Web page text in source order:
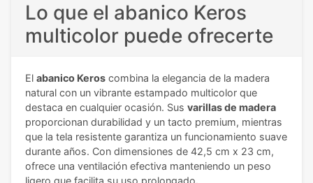
Lo que el abanico Keros
multicolor puede ofrecerte
El abanico Keros combina la elegancia de la madera
natural con un vibrante estampado multicolor que
destaca en cualquier ocasión. Sus varillas de madera
proporcionan durabilidad y un tacto premium, mientras
que la tela resistente garantiza un funcionamiento suave
durante años. Con dimensiones de 42,5 cm x 23 cm,
ofrece una ventilación efectiva manteniendo un peso